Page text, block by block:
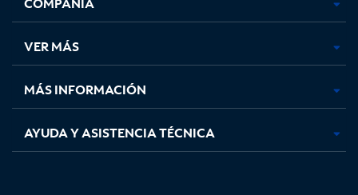
en
pestaña
nueva
en
pestaña
nueva
en
pestaña
nueva
en
nueva
VER MÁS
MÁS INFORMACIÓN
AYUDA Y ASISTENCIA TÉCNICA